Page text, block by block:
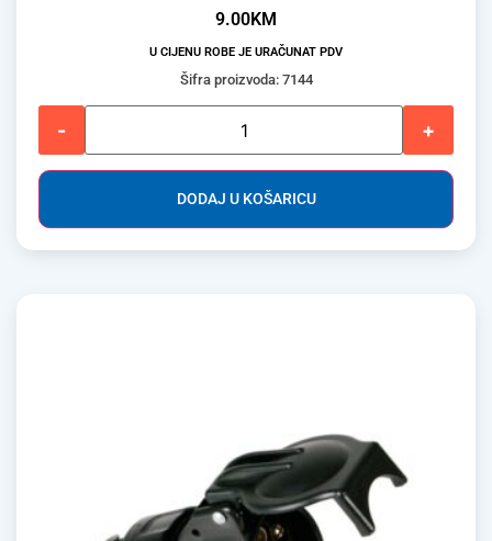
9.00KM
U CIJENU ROBE JE URAČUNAT PDV
Šifra proizvoda: 7144
- +
DODAJ U KOŠARICU